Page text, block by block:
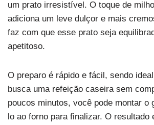
um prato irresistível. O toque de
adiciona um leve dulçor e mais
faz com que esse prato seja
apetitoso.
O preparo é rápido e fácil, sendo
busca uma refeição caseira sem
poucos minutos, você pode montar o
lo ao forno para finalizar. O resultado